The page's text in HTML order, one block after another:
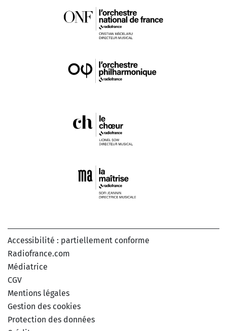
Accessibilité : partiellement conforme
Radiofrance.com
Médiatrice
CGV
Mentions légales
Gestion des cookies
Protection des données